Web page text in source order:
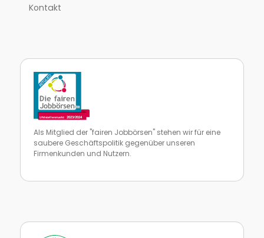
Kontakt
Als Mitglied der "fairen Jobbörsen" stehen wir für eine
saubere Geschäftspolitik gegenüber unseren
Firmenkunden und Nutzern.